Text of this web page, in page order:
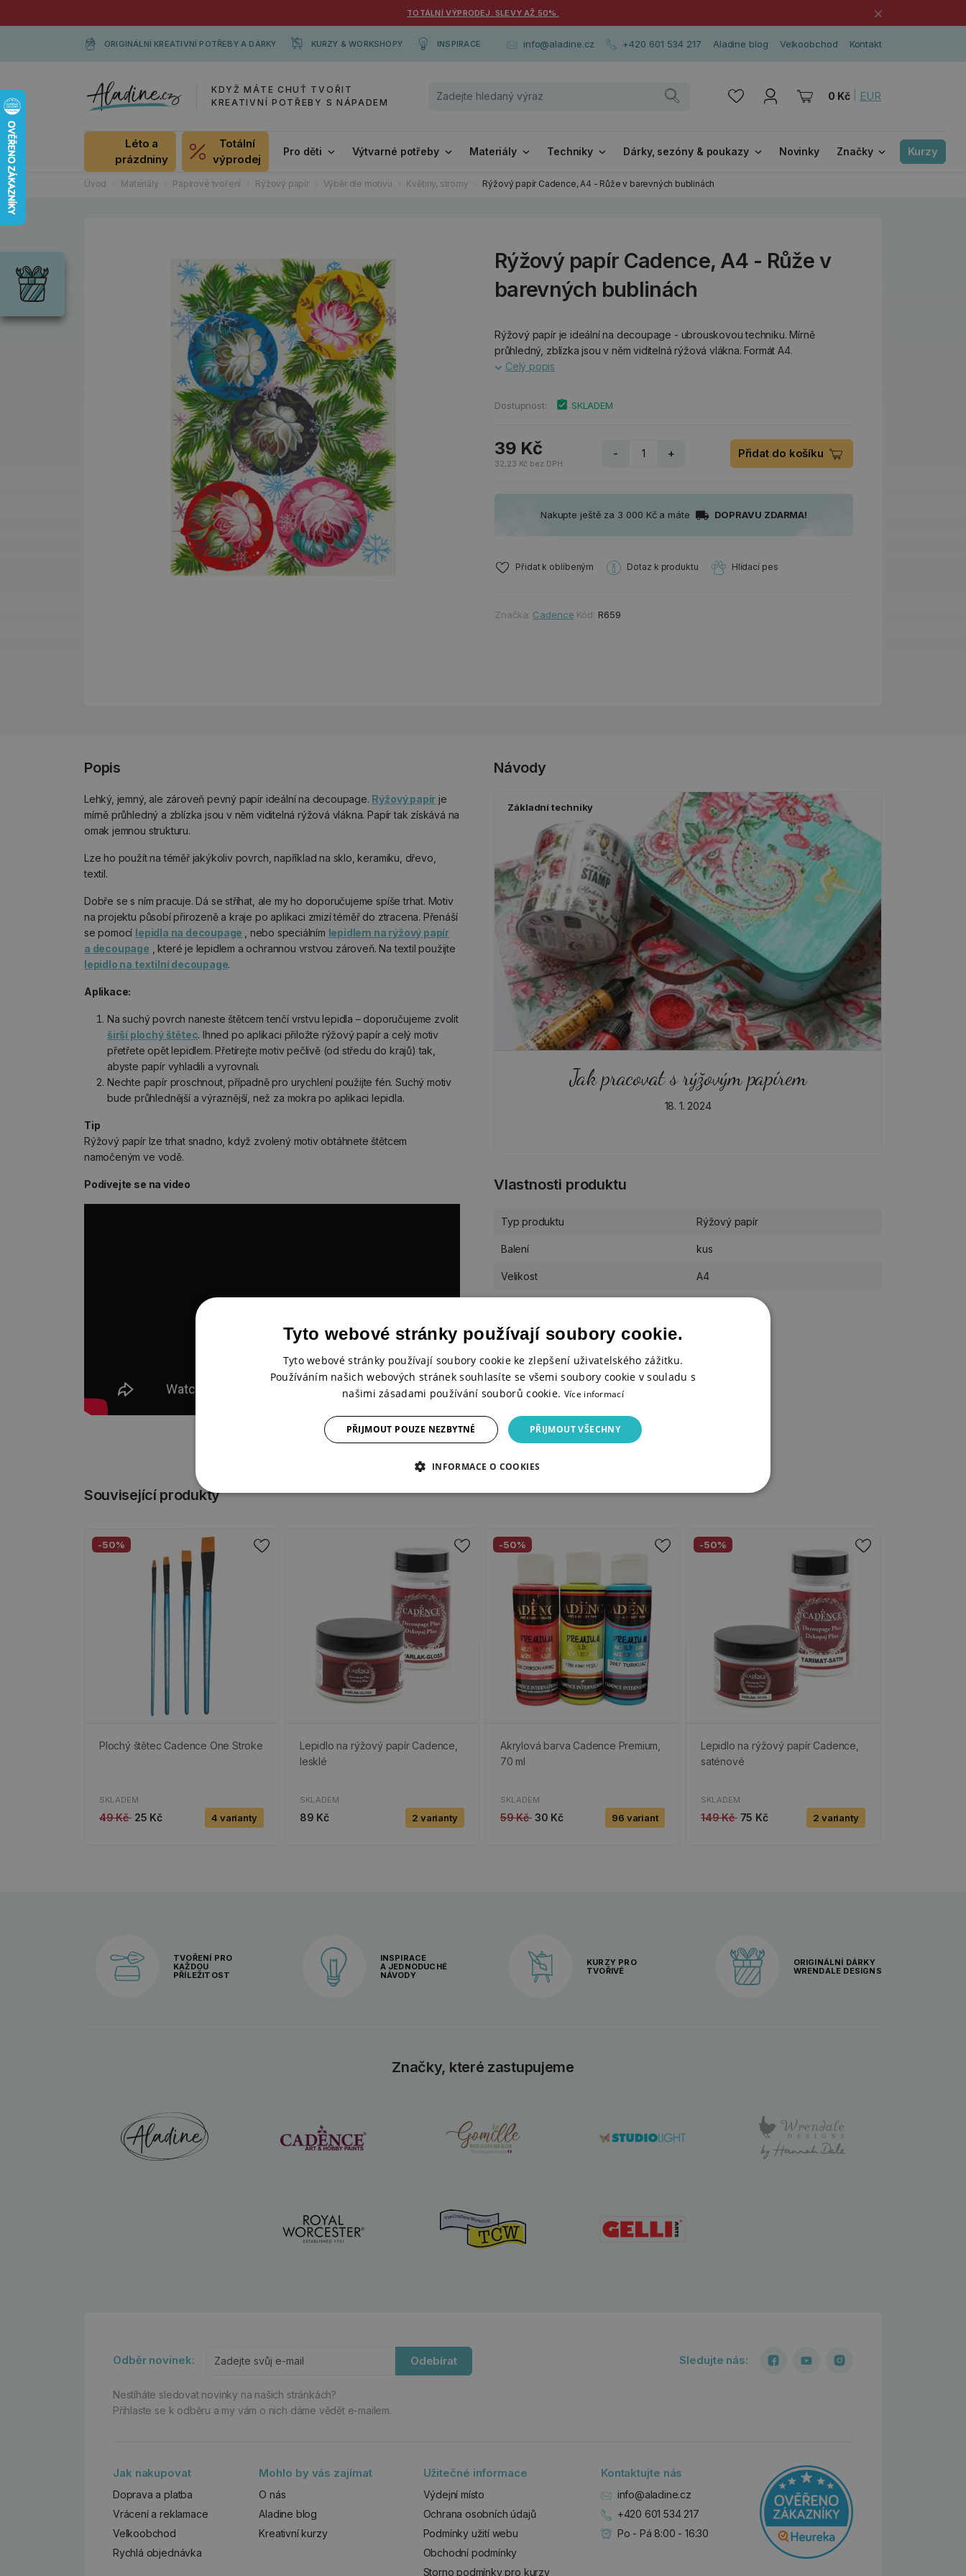
TOTÁLNÍ VÝPRODEJ. SLEVY AŽ 50%. ×
ORIGINÁLNÍ KREATIVNÍ POTŘEBY A DÁRKY KURZY & WORKSHOPY INSPIRACE info@aladine.cz +420 601 534 217 Aladine blog Velkoobchod Kontakt
KDYŽ MÁTE CHUŤ TVOŘIT
KREATIVNÍ POTŘEBY S NÁPADEM
0 Kč EUR
Léto a
prázdniny
Totální
výprodej
Pro děti Výtvarné potřeby Materiály Techniky Dárky, sezóny & poukazy Novinky Značky Kurzy
Úvod Materiály Papírové tvoření Rýžový papír Výběr dle motivu Květiny, stromy Rýžový papír Cadence, A4 - Růže v barevných bublinách
Rýžový papír Cadence, A4 - Růže v
barevných bublinách
Rýžový papír je ideální na decoupage - ubrouskovou techniku. Mírně
průhledný, zblízka jsou v něm viditelná rýžová vlákna. Formát A4.
Celý popis
Dostupnost: SKLADEM
39 Kč
32,23 Kč bez DPH
- + Přidat do košíku
Nakupte ještě za 3 000 Kč a máte DOPRAVU ZDARMA!
Přidat k oblíbeným Dotaz k produktu Hlídací pes
Značka: Cadence Kód: R659
Popis
Lehký, jemný, ale zároveň pevný papír ideální na decoupage. Rýžový papír je
mírně průhledný a zblízka jsou v něm viditelná rýžová vlákna. Papír tak získává na
omak jemnou strukturu.
Lze ho použít na téměř jakýkoliv povrch, například na sklo, keramiku, dřevo,
textil.
Dobře se s ním pracuje. Dá se stříhat, ale my ho doporučujeme spíše trhat. Motiv
na projektu působí přirozeně a kraje po aplikaci zmizí téměř do ztracena. Přenáší
se pomocí lepidla na decoupage , nebo speciálním lepidlem na rýžový papír
a decoupage , které je lepidlem a ochrannou vrstvou zároveň. Na textil použijte
lepidlo na textilní decoupage.
Aplikace:
Na suchý povrch naneste štětcem tenčí vrstvu lepidla – doporučujeme zvolit
širší plochý štětec. Ihned po aplikaci přiložte rýžový papír a celý motiv
přetřete opět lepidlem. Přetírejte motiv pečlivě (od středu do krajů) tak,
abyste papír vyhladili a vyrovnali.
Nechte papír proschnout, případně pro urychlení použijte fén. Suchý motiv
bude průhlednější a výraznější, než za mokra po aplikaci lepidla.
Tip
Rýžový papír lze trhat snadno, když zvolený motiv obtáhnete štětcem
namočeným ve vodě.
Podívejte se na video
Návody
Základní techniky
Jak pracovat s rýžovým papírem
18. 1. 2024
Vlastnosti produktu
Typ produktu Rýžový papír
Balení kus
Velikost A4
Související produkty
-50%
Plochý štětec Cadence One Stroke
SKLADEM
49 Kč 25 Kč 4 varianty
Lepidlo na rýžový papír Cadence,
lesklé
SKLADEM
89 Kč 2 varianty
-50%
Akrylová barva Cadence Premium,
70 ml
SKLADEM
59 Kč 30 Kč 96 variant
-50%
Lepidlo na rýžový papír Cadence,
saténové
SKLADEM
149 Kč 75 Kč 2 varianty
TVOŘENÍ PRO
KAŽDOU
PŘÍLEŽITOST
INSPIRACE
A JEDNODUCHÉ
NÁVODY
KURZY PRO
TVOŘIVÉ
ORIGINÁLNÍ DÁRKY
WRENDALE DESIGNS
Značky, které zastupujeme
Odběr novinek: Odebírat
Nestíháte sledovat novinky na našich stránkách?
Přihlaste se k odběru a my vám o nich dáme vědět e-mailem.
Sledujte nás:
Jak nakupovat
Doprava a platba
Vrácení a reklamace
Velkoobchod
Rychlá objednávka
Mohlo by vás zajímat
O nás
Aladine blog
Kreativní kurzy
Užitečné informace
Výdejní místo
Ochrana osobních údajů
Podmínky užití webu
Obchodní podmínky
Storno podmínky pro kurzy
Kontaktujte nás
info@aladine.cz
+420 601 534 217
Po - Pá 8:00 - 16:30
Chci si vybrat
Tyto webové stránky používají soubory cookie.
Tyto webové stránky používají soubory cookie ke zlepšení uživatelského zážitku.
Používáním našich webových stránek souhlasíte se všemi soubory cookie v souladu s
našimi zásadami používání souborů cookie. Více informací
PŘIJMOUT VŠECHNY
PŘIJMOUT POUZE NEZBYTNÉ
INFORMACE O COOKIES